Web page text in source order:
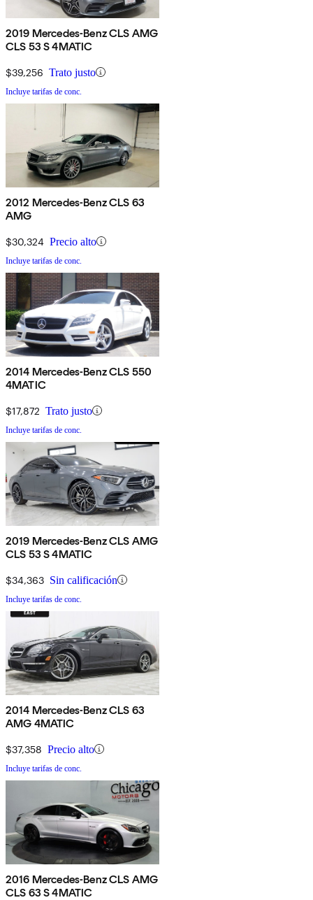
2019 Mercedes-Benz CLS AMG
CLS 53 S 4MATIC
$39,256 Trato justo
Incluye tarifas de conc.
2012 Mercedes-Benz CLS 63
AMG
$30,324 Precio alto
Incluye tarifas de conc.
2014 Mercedes-Benz CLS 550
4MATIC
$17,872 Trato justo
Incluye tarifas de conc.
2019 Mercedes-Benz CLS AMG
CLS 53 S 4MATIC
$34,363 Sin calificación
Incluye tarifas de conc.
2014 Mercedes-Benz CLS 63
AMG 4MATIC
$37,358 Precio alto
Incluye tarifas de conc.
2016 Mercedes-Benz CLS AMG
CLS 63 S 4MATIC